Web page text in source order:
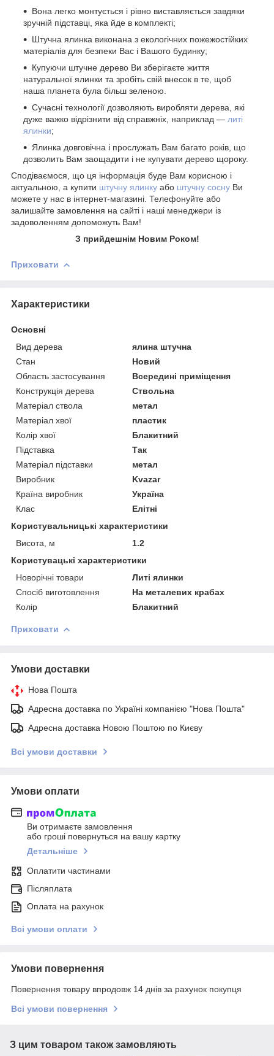
Вона легко монтується і рівно виставляється завдяки
зручній підставці, яка йде в комплекті;
Штучна ялинка виконана з екологічних пожежостійких
матеріалів для безпеки Вас і Вашого будинку;
Купуючи штучне дерево Ви зберігаєте життя
натуральної ялинки та зробіть свій внесок в те, щоб
наша планета була більш зеленою.
Сучасні технології дозволяють виробляти дерева, які
дуже важко відрізнити від справжніх, наприклад ― литі
ялинки;
Ялинка довговічна і прослужать Вам багато років, що
дозволить Вам заощадити і не купувати дерево щороку.
Сподіваємося, що ця інформація буде Вам корисною і
актуальною, а купити штучну ялинку або штучну сосну Ви
можете у нас в інтернет-магазині. Телефонуйте або
залишайте замовлення на сайті і наші менеджери із
задоволенням допоможуть Вам!
З прийдешнім Новим Роком!
Приховати
Характеристики
Основні
Вид дерева
ялина штучна
Стан
Новий
Область застосування
Всередині приміщення
Конструкція дерева
Ствольна
Матеріал ствола
метал
Матеріал хвої
пластик
Колір хвої
Блакитний
Підставка
Так
Матеріал підставки
метал
Виробник
Kvazar
Країна виробник
Україна
Клас
Елітні
Користувальницькі характеристики
Висота, м
1.2
Користувацькi характеристики
Новорічні товари
Литі ялинки
Спосіб виготовлення
На металевих крабах
Колір
Блакитний
Приховати
Умови доставки
Нова Пошта
Адресна доставка по Україні компанією "Нова Пошта"
Адресна доставка Новою Поштою по Києву
Всі умови доставки
Умови оплати
Ви отримаєте замовлення
або гроші повернуться на вашу картку
Детальніше
Оплатити частинами
Післяплата
Оплата на рахунок
Всі умови оплати
Умови повернення
Повернення товару впродовж 14 днів за рахунок покупця
Всі умови повернення
З цим товаром також замовляють